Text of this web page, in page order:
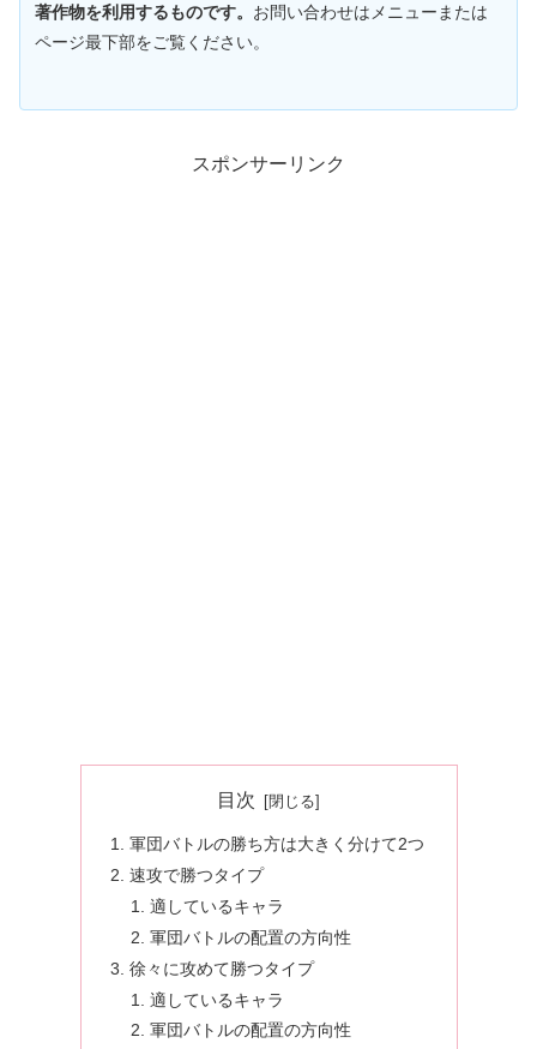
著作物を利用するものです。 お問い合わせはメニューまたは
ページ最下部をご覧ください。
スポンサーリンク
目次
軍団バトルの勝ち方は大きく分けて2つ
速攻で勝つタイプ
適しているキャラ
軍団バトルの配置の方向性
徐々に攻めて勝つタイプ
適しているキャラ
軍団バトルの配置の方向性